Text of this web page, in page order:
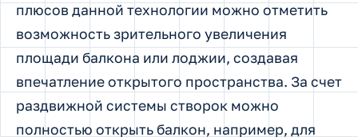
плюсов данной технологии можно отметить
возможность зрительного увеличения
площади балкона или лоджии, создавая
впечатление открытого пространства. За счет
раздвижной системы створок можно
полностью открыть балкон, например, для